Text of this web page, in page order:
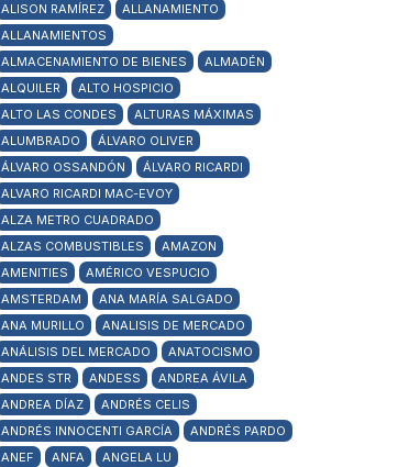
ALISON RAMÍREZ
ALLANAMIENTO
ALLANAMIENTOS
ALMACENAMIENTO DE BIENES
ALMADÉN
ALQUILER
ALTO HOSPICIO
ALTO LAS CONDES
ALTURAS MÁXIMAS
ALUMBRADO
ÁLVARO OLIVER
ÁLVARO OSSANDÓN
ÁLVARO RICARDI
ALVARO RICARDI MAC-EVOY
ALZA METRO CUADRADO
ALZAS COMBUSTIBLES
AMAZON
AMENITIES
AMÉRICO VESPUCIO
AMSTERDAM
ANA MARÍA SALGADO
ANA MURILLO
ANALISIS DE MERCADO
ANÁLISIS DEL MERCADO
ANATOCISMO
ANDES STR
ANDESS
ANDREA ÁVILA
ANDREA DÍAZ
ANDRÉS CELIS
ANDRÉS INNOCENTI GARCÍA
ANDRÉS PARDO
ANEF
ANFA
ANGELA LU